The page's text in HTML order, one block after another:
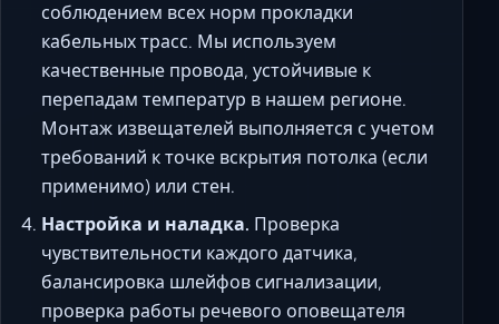
соблюдением всех норм прокладки
кабельных трасс. Мы используем
качественные провода, устойчивые к
перепадам температур в нашем регионе.
Монтаж извещателей выполняется с учетом
требований к точке вскрытия потолка (если
применимо) или стен.
Настройка и наладка. Проверка
чувствительности каждого датчика,
балансировка шлейфов сигнализации,
проверка работы речевого оповещателя